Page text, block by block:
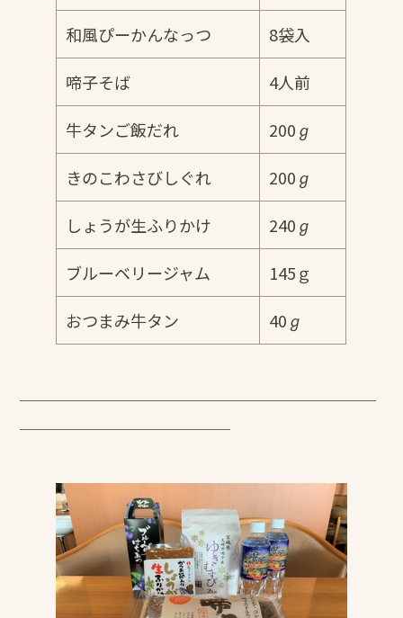
和風ぴーかんなっつ 8袋入
啼子そば 4人前
牛タンご飯だれ 200ℊ
きのこわさびしぐれ 200ℊ
しょうが生ふりかけ 240ℊ
ブルーベリージャム 145ｇ
おつまみ牛タン 40ℊ
￣￣￣￣￣￣￣￣￣￣￣￣￣￣￣￣￣￣￣￣￣￣
￣￣￣￣￣￣￣￣￣￣￣￣￣